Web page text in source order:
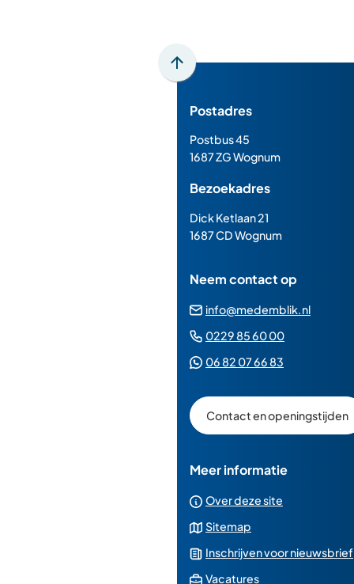
Scroll
boven
het
van
de
paginainhoud
Postadres
Postbus 45
1687 ZG Wognum
Bezoekadres
Dick Ketlaan 21
1687 CD Wognum
Neem contact op
info@medemblik.nl
0229 85 60 00(Verwijst
06 82 07 66 83
een
Whatsapp
Contact en openingstijden
Meer informatie
Over deze site
Sitemap
Inschrijven voor nieuwsbrief
Vacatures(Verwijst